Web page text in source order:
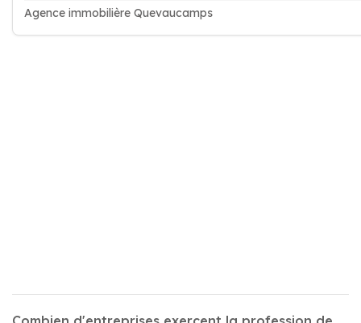
Agence immobilière Quevaucamps